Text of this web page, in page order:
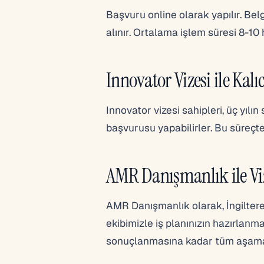
Başvuru online olarak yapılır.
alınır. Ortalama işlem süresi 8-
Innovator Vizesi ile
Innovator vizesi sahipleri, üç
başvurusu yapabilirler. Bu
AMR Danışmanlık ile
AMR Danışmanlık olarak,
ekibimizle iş planınızın
sonuçlanmasına kadar tüm